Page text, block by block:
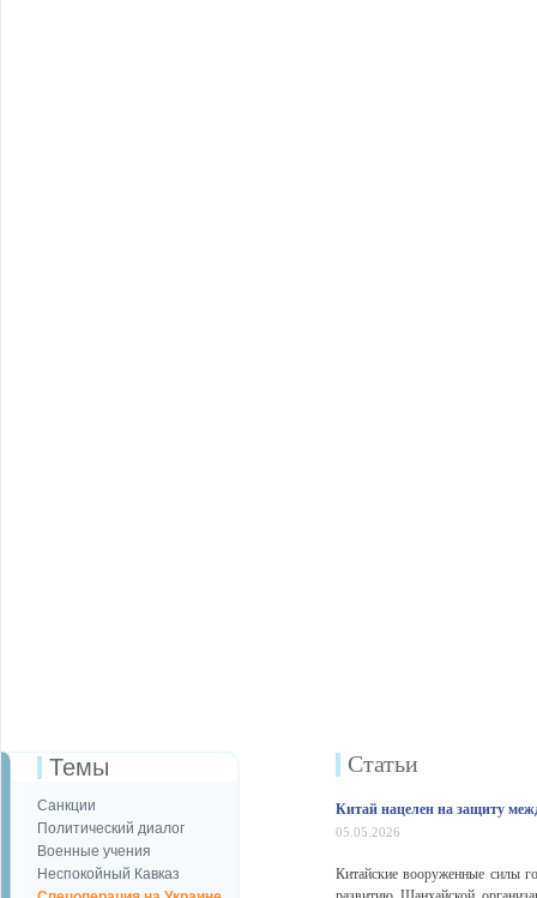
Темы
Санкции
Политический диалог
Военные учения
Неспокойный Кавказ
Статьи
Китай нацелен на защиту
05.05.2026
Китайские вооруженные силы